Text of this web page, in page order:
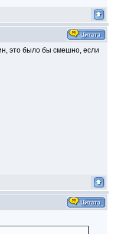
это было бы смешно, если